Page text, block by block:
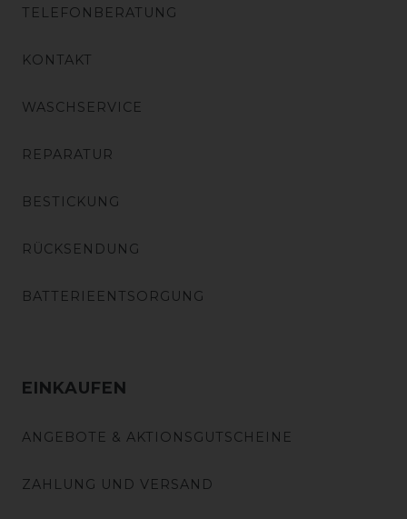
TELEFONBERATUNG
KONTAKT
WASCHSERVICE
REPARATUR
BESTICKUNG
RÜCKSENDUNG
BATTERIEENTSORGUNG
EINKAUFEN
ANGEBOTE & AKTIONSGUTSCHEINE
ZAHLUNG UND VERSAND